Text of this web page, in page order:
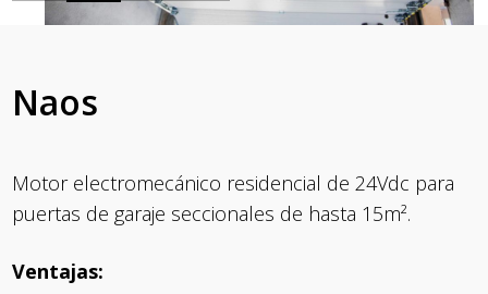
Naos
Motor electromecánico residencial de 24Vdc para
puertas de garaje seccionales de hasta 15m².
Ventajas: